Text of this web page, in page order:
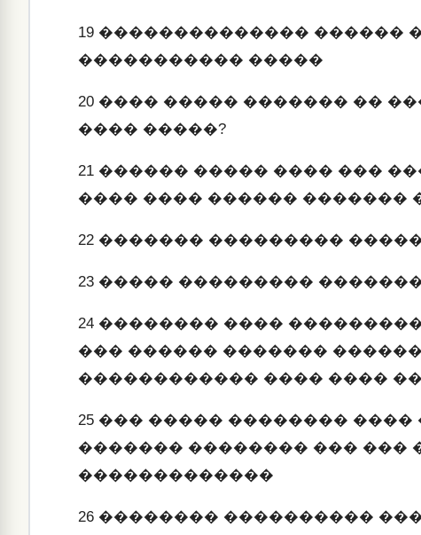
19 �������������� ������
����������� �����
20 ���� ����� ������� ��
���� �����?
21 ������ ����� ���� ���
���� ���� ������ �������
22 ������� ���������
23 ����� ���������
24 �������� ����
��� ������ �������
������������ ���� ����
25 ��� ����� �������� ����
������� �������� ��� ���
�������������
26 �������� ����������